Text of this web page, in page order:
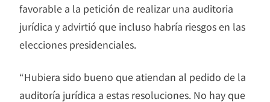
favorable a la petición de realizar una auditoria
jurídica y advirtió que incluso habría riesgos en las
elecciones presidenciales.
“Hubiera sido bueno que atiendan al pedido de la
auditoría jurídica a estas resoluciones. No hay que